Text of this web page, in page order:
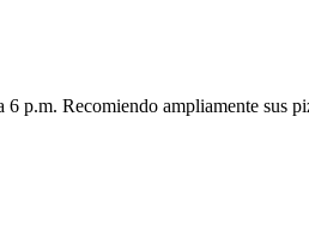
p.m. Recomiendo ampliamente sus